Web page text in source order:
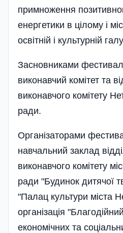
примноження
енергетики в цілому і
освітній і культурній
Засновниками
виконавчий комітет та
виконавчого комітету
ради.
Організаторами
навчальний заклад
виконавчого комітету
ради "Будинок дитячої
"Палац культури міста
організація
економічних та